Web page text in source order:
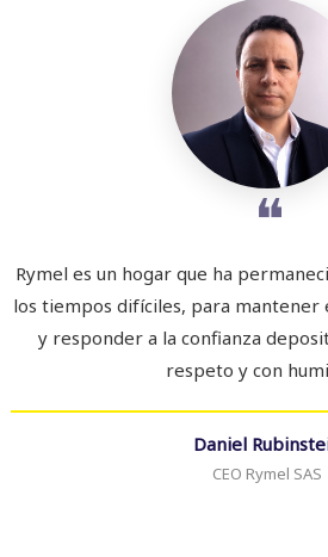
❝
Rymel es un hogar que ha
los tiempos difíciles, para mantener
y responder a la confianza
respeto y con
Daniel
CEO Rymel SAS